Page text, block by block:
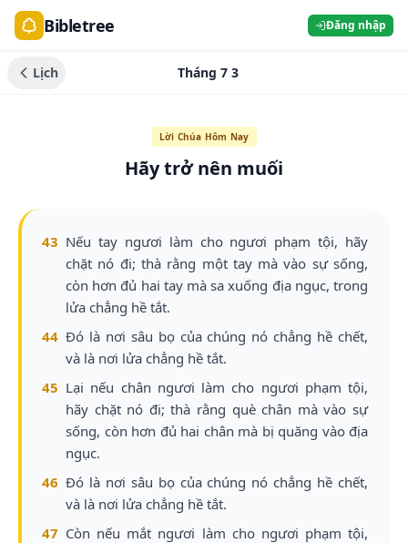
Bibletree Đăng nhập
Lịch Tháng 7 3
Lời Chúa Hôm Nay
Hãy trở nên muối
43 Nếu tay ngươi làm cho ngươi phạm tội, hãy
chặt nó đi; thà rằng một tay mà vào sự sống,
còn hơn đủ hai tay mà sa xuống địa ngục, trong
lửa chẳng hề tắt.
44 Đó là nơi sâu bọ của chúng nó chẳng hề chết,
và là nơi lửa chẳng hề tắt.
45 Lại nếu chân ngươi làm cho ngươi phạm tội,
hãy chặt nó đi; thà rằng què chân mà vào sự
sống, còn hơn đủ hai chân mà bị quăng vào địa
ngục.
46 Đó là nơi sâu bọ của chúng nó chẳng hề chết,
và là nơi lửa chẳng hề tắt.
47 Còn nếu mắt ngươi làm cho ngươi phạm tội,